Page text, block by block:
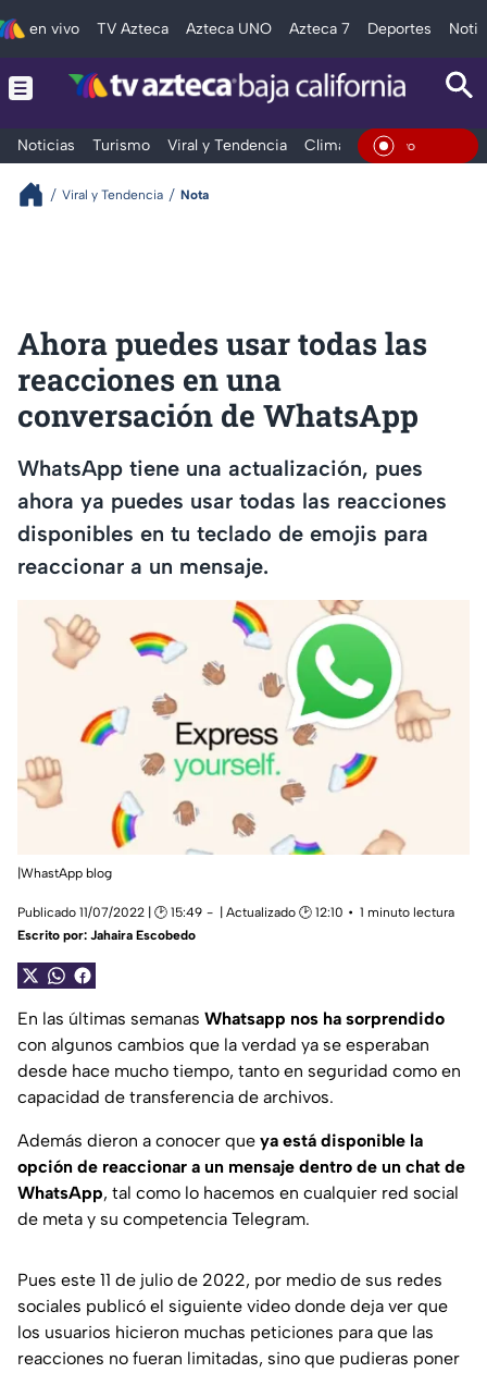
en vivo TV Azteca Azteca UNO Azteca 7 Deportes
Noticias Turismo Viral y Tendencia Clima Deportes En Vivo
Viral y Tendencia Nota
Ahora puedes usar todas las
reacciones en una
conversación de WhatsApp
WhatsApp tiene una actualización, pues
ahora ya puedes usar todas las reacciones
disponibles en tu teclado de emojis para
reaccionar a un mensaje.
|WhastApp blog
Publicado 11/07/2022 | 🕑 15:49 | Actualizado 🕑 12:10
1 minuto lectura
Escrito por: Jahaira Escobedo
En las últimas semanas Whatsapp nos ha sorprendido
con algunos cambios que la verdad ya se esperaban
desde hace mucho tiempo, tanto en seguridad como en
capacidad de transferencia de archivos.
Además dieron a conocer que ya está disponible la
opción de reaccionar a un mensaje dentro de un chat de
WhatsApp, tal como lo hacemos en cualquier red social
de meta y su competencia Telegram.
Pues este 11 de julio de 2022, por medio de sus redes
sociales publicó el siguiente video donde deja ver que
los usuarios hicieron muchas peticiones para que las
reacciones no fueran limitadas, sino que pudieras poner